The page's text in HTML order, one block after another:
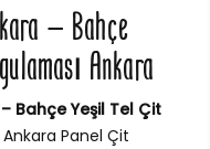
– Bahçe
Ankara
Bahçe Yeşil Tel Çit
Ankara Panel Çit